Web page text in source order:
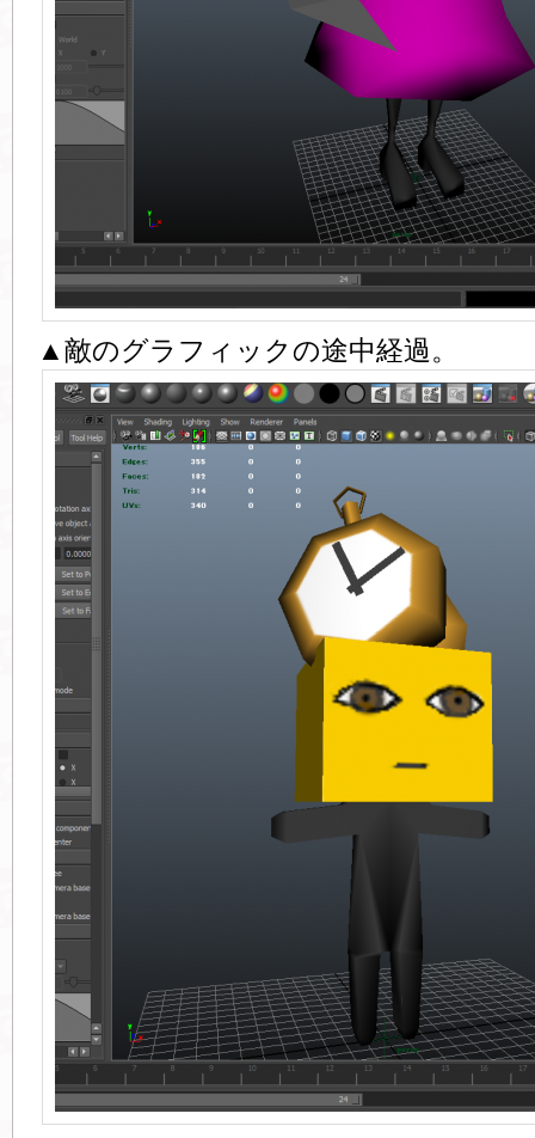
▲敵のグラフィックの途中経過。